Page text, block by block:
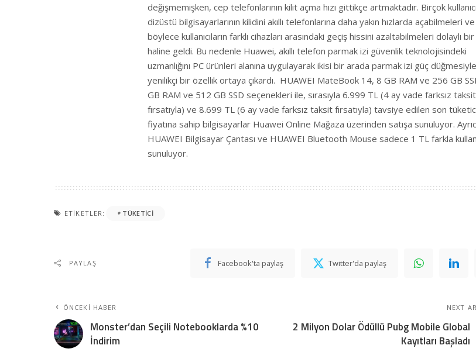
değişmemişken, cep telefonlarının kilit açma hızı gittikçe artmaktadır. Birçok
dizüstü bilgisayarlarının kilidini akıllı telefonlarına daha yakın hızlarda açabilmeleri ve
böylece kullanıcıların farklı cihazları arasındaki geçiş hissini azaltabilmeleri dolaylı
haline geldi. Bu nedenle Huawei, akıllı telefon parmak izi güvenlik teknolojisindeki
uzmanlığını PC ürünleri alanına uygulayarak ikisi bir arada parmak izi güç düğmesiyle
yenilikçi bir özellik ortaya çıkardı. HUAWEI MateBook 14, 8 GB RAM ve 256 GB
GB RAM ve 512 GB SSD seçenekleri ile, sırasıyla 6.999 TL (4 ay vade farksız taksit
fırsatıyla) ve 8.699 TL (6 ay vade farksız taksit fırsatıyla) tavsiye edilen son
fiyatına sahip bilgisayarlar Huawei Online Mağaza üzerinden satışa sunuluyor.
HUAWEI Bilgisayar Çantası ve HUAWEI Bluetooth Mouse sadece 1 TL farkla
sunuluyor.
ETIKETLER: TÜKETICI
PAYLAŞ Facebook'ta paylaş Twitter'da paylaş
ÖNCEKI HABER
Monster’dan Seçili Notebooklarda %10
İndirim
NEXT
2 Milyon Dolar Ödüllü Pubg Mobile Global
Kayıtları Başladı